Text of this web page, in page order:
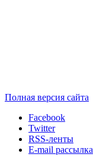
Полная версия сайта
Facebook
Twitter
RSS-ленты
E-mail рассылка